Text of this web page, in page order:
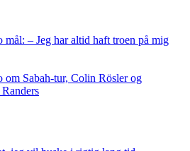
mål: – Jeg har altid haft troen på mig
Sabah-tur, Colin Rösler og